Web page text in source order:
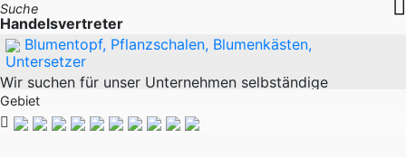
Suche
Handelsvertreter
Blumentopf, Pflanzschalen, Blumenkästen,
Untersetzer
Wir suchen für unser Unternehmen selbständige
Handelsvertreter für den Deutschlandweit Vertrieb
unserer Erzeugnisse. Wir sind ein Großhersteller im
Gartenbereich, spezialisiert auf die Herstellung
Gebiet